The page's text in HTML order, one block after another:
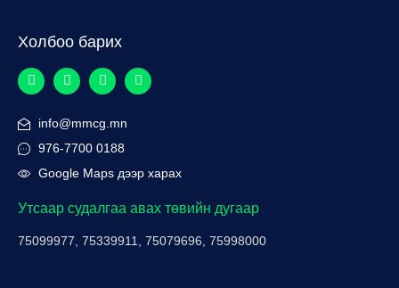
Холбоо барих
info@mmcg.mn
976-7700 0188
Google Maps дээр харах
Утсаар судалгаа авах төвийн дугаар
75099977, 75339911, 75079696, 75998000